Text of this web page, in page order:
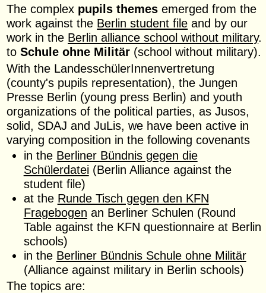
The complex pupils themes emerged from the
work against the Berlin student file and by our
work in the Berlin alliance school without military.
toSchule ohne Militär (school without military).
With the LandesschülerInnenvertretung
(county's pupils representation), the Jungen
Presse Berlin (young press Berlin) and youth
organizations of the political parties, as Jusos,
solid, SDAJ and JuLis, we have been active in
varying composition in the following covenants
in the Berliner Bündnis gegen die
Schülerdatei(Berlin Alliance against the
student file)
at the Runde Tisch gegen den KFN
Fragebogen an Berliner Schulen (Round
Table against the KFN questionnaire at Berlin
schools)
in the Berliner Bündnis Schule ohne Militär
(Alliance against military in Berlin schools)
The topics are: